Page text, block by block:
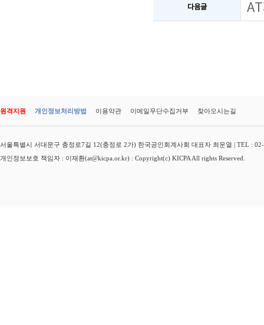
다음글
원격지원 개인정보처리방법 이용약관 이메일무단수집거부 찾아오시는길
서울특별시 서대문구 충정로7길 12(충정로 2가) 한국공인회계사회 대표자 최운열 | TEL :
개인정보보호 책임자 : 이재환(at@kicpa.or.kr) : Copyright(c) KICPA All rights Reserved.